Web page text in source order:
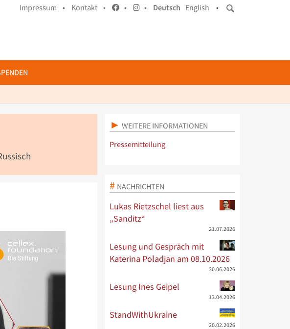
Impressum • Kontakt • • • Deutsch English •
WEITERE INFORMATIONEN
Pressemitteilung
NACHRICHTEN
Lukas Rietzschel liest aus
„Sanditz“
21.07.2026
Lesung und Gespräch mit
Katerina Poladjan am 08.10.2026
30.06.2026
Lesung Ines Geipel
13.04.2026
StandWithUkraine
20.02.2026